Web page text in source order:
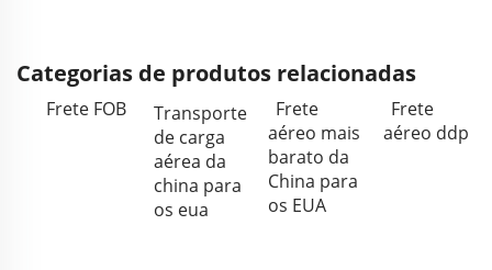
Categorias de produtos relacionadas
Frete FOB
Transporte
de carga
aérea da
china para
os eua
Frete
aéreo mais
barato da
China para
os EUA
Frete
aéreo ddp